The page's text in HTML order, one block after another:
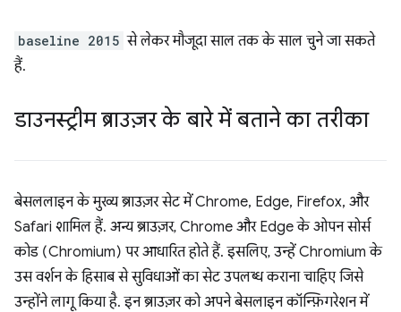
baseline 2015 से लेकर मौजूदा साल तक के साल चुने जा सकते
हैं.
डाउनस्ट्रीम ब्राउज़र के बारे में बताने का तरीका
बेसललाइन के मुख्य ब्राउज़र सेट में Chrome, Edge, Firefox, और
Safari शामिल हैं. अन्य ब्राउज़र, Chrome और Edge के ओपन सोर्स
कोड (Chromium) पर आधारित होते हैं. इसलिए, उन्हें Chromium के
उस वर्शन के हिसाब से सुविधाओं का सेट उपलब्ध कराना चाहिए जिसे
उन्होंने लागू किया है. इन ब्राउज़र को अपने बेसलाइन कॉन्फ़िगरेशन में